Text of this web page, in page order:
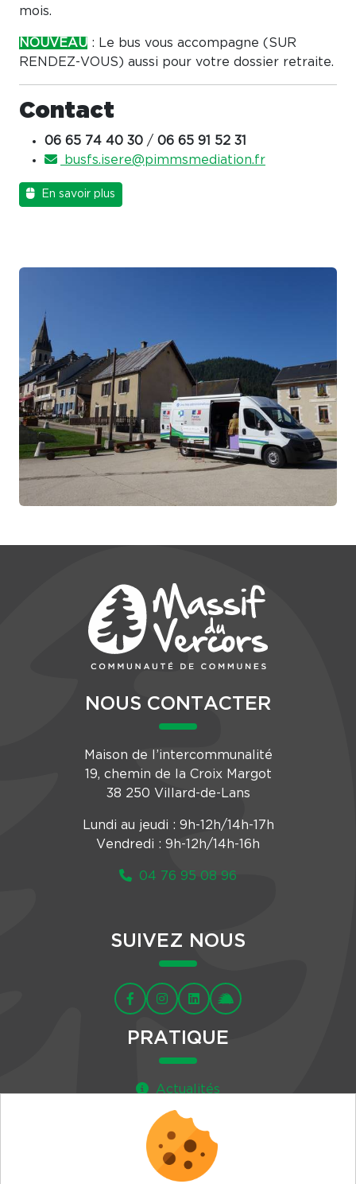
mois.
NOUVEAU : Le bus vous accompagne (SUR
RENDEZ-VOUS) aussi pour votre dossier retraite.
Contact
06 65 74 40 30 / 06 65 91 52 31
busfs.isere@pimmsmediation.fr
En savoir plus
NOUS CONTACTER
Maison de l’intercommunalité
19, chemin de la Croix Margot
38 250 Villard-de-Lans
Lundi au jeudi : 9h-12h/14h-17h
Vendredi : 9h-12h/14h-16h
04 76 95 08 96
SUIVEZ NOUS
PRATIQUE
Actualités
Agenda
Newsletter